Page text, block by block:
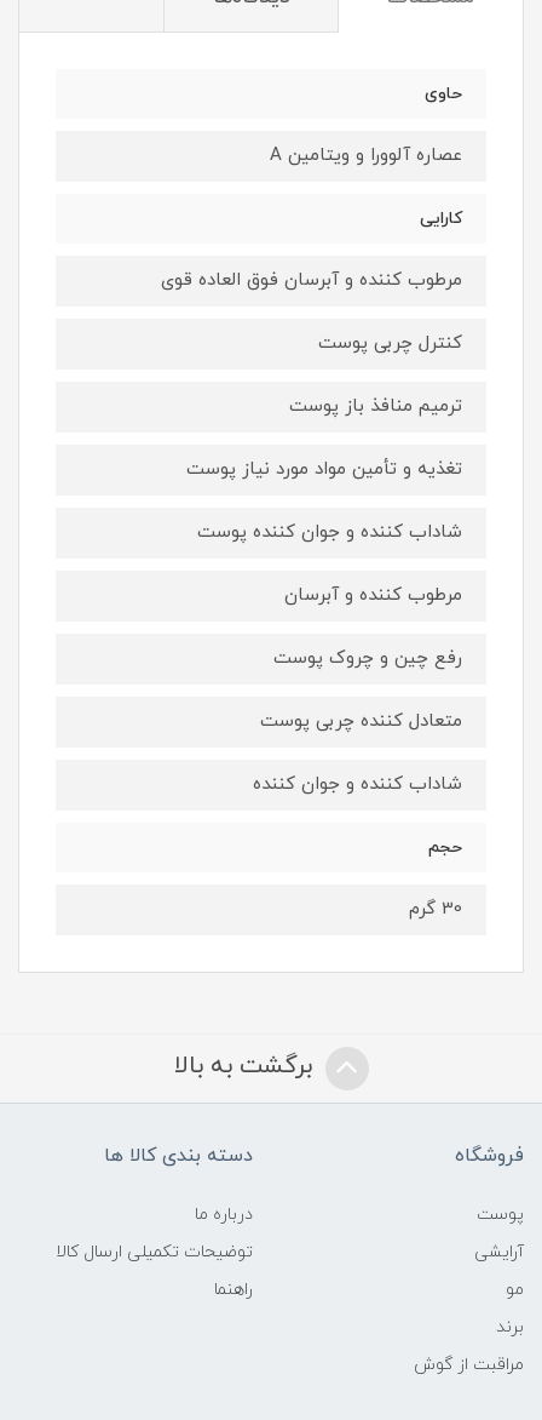
حاوی
عصاره آلوورا و ویتامین A
کارایی
مرطوب کننده و آبرسان فوق العاده قوی
کنترل چربی پوست
ترمیم منافذ باز پوست
تغذیه و تأمین مواد مورد نیاز پوست
شاداب کننده و جوان کننده پوست
مرطوب کننده و آبرسان
رفع چین و چروک پوست
متعادل کننده چربی پوست
شاداب کننده و جوان کننده
حجم
30 گرم
برگشت به بالا
فروشگاه
پوست
آرایشی
مو
برند
مراقبت از گوش
دسته بندی کالا ها
درباره ما
توضیحات تکمیلی ارسال کالا
راهنما